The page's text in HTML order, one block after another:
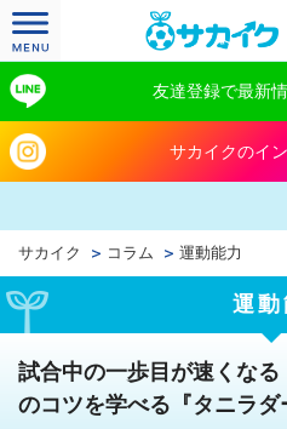
友達登録で最新
サカイクのイ
サカイク コラム 運動能力
運動
試合中の一歩目が速くな
のコツを学べる『タニラダ